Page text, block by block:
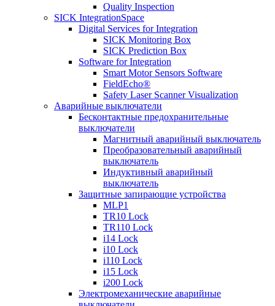
Quality Inspection
SICK IntegrationSpace
Digital Services for Integration
SICK Monitoring Box
SICK Prediction Box
Software for Integration
Smart Motor Sensors Software
FieldEcho®
Safety Laser Scanner Visualization
Аварийные выключатели
Бесконтактные предохранительные
выключатели
Магнитный аварийный выключатель
Преобразовательный аварийный
выключатель
Индуктивный аварийный
выключатель
Защитные запирающие устройства
MLP1
TR10 Lock
TR110 Lock
i14 Lock
i10 Lock
i110 Lock
i15 Lock
i200 Lock
Электромеханические аварийные